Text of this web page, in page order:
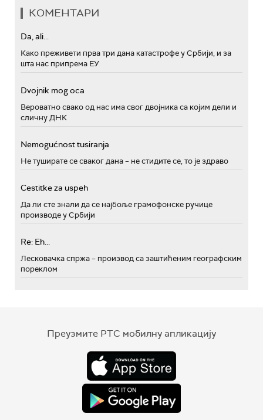
КОМЕНТАРИ
Da, ali...
Како преживети прва три дана катастрофе у Србији, и за
шта нас припрема ЕУ
Dvojnik mog oca
Вероватно свако од нас има свог двојника са којим дели и
сличну ДНК
Nemogućnost tusiranja
Не туширате се сваког дана – не стидите се, то је здраво
Cestitke za uspeh
Да ли сте знали да се најбоље грамофонске ручице
производе у Србији
Re: Eh...
Лесковачка спржа – производ са заштићеним географским
пореклом
Преузмите РТС мобилну апликацију